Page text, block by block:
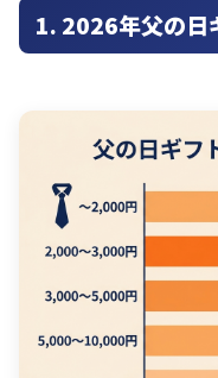
1. 2026年父の日